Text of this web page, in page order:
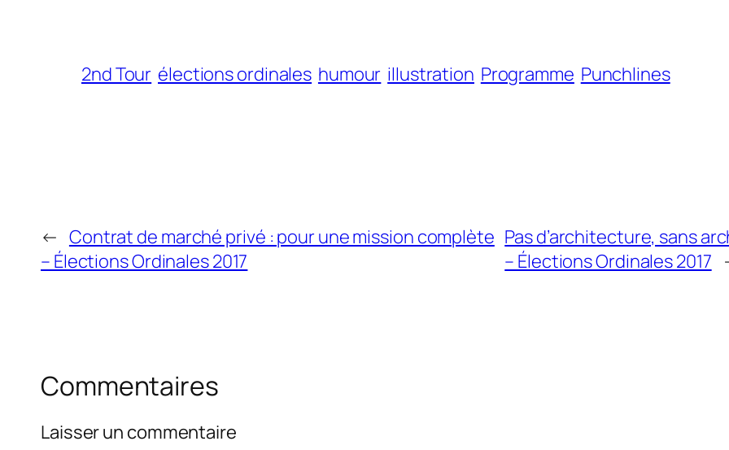
2nd Tour élections ordinales humour illustration Programme Punchlines
← Contrat de marché privé : pour une mission complète
– Élections Ordinales 2017
Pas d’architecture, sans
– Élections Ordinales 2017
Commentaires
Laisser un commentaire